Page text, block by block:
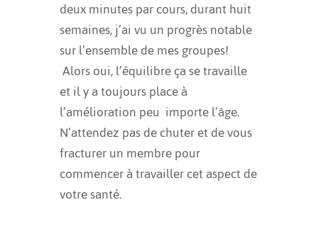
deux minutes par cours, durant huit
semaines, j’ai vu un progrès notable
sur l’ensemble de mes groupes!
Alors oui, l’équilibre ça se travaille
et il y a toujours place à
l’amélioration peu importe l’âge.
N’attendez pas de chuter et de vous
fracturer un membre pour
commencer à travailler cet aspect de
votre santé.